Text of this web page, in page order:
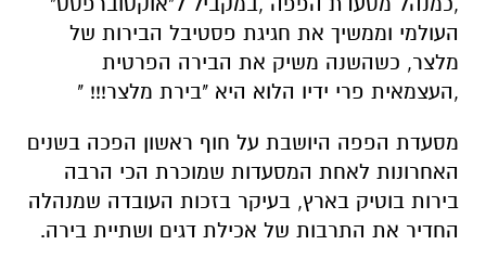
העולמי וממשיך את חגיגת פסטיבל הבירות של
מלצר, כשהשנה משיק את הבירה הפרטית
,העצמאית פרי ידיו הלוא היא "בירת מלצר!!! "
מסעדת הפפה היושבת על חוף ראשון הפכה בשנים
האחרונות לאחת המסעדות שמוכרת הכי הרבה
בירות בוטיק בארץ, בעיקר בזכות העובדה שמנהלה
החדיר את התרבות של אכילת דגים ושתיית בירה.